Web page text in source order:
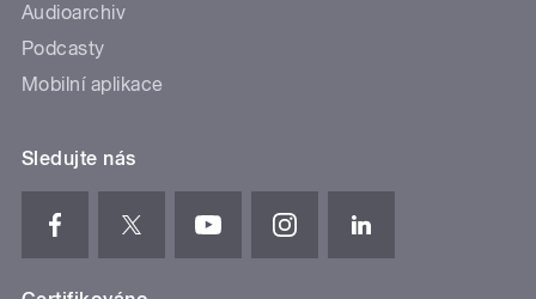
Audioarchiv
Podcasty
Mobilní aplikace
Sledujte nás